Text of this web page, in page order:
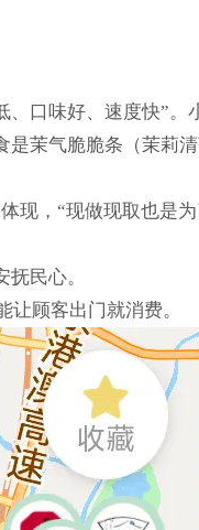
口味好、速度快”。
茉气脆脆条（茉莉
现，“现做现取也是
民心。
顾客出门就消费。